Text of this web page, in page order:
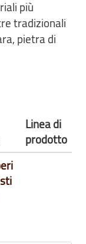
più
tradizionali
pietra di
Linea di
prodotto